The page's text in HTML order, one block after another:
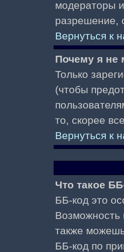
модераторы
разрешение,
Вернуться к
Почему я не
Только
(чтобы
то, скорее
Вернуться к
Что такое
ББ-код это
Возможность
также
ББ-код по